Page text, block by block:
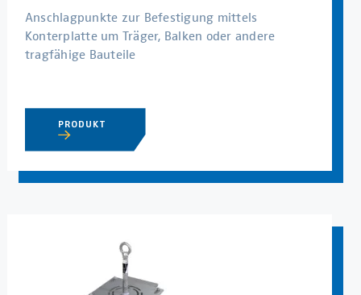
Anschlagpunkte zur Befestigung mittels
Konterplatte um Träger, Balken oder andere
tragfähige Bauteile
PRODUKT